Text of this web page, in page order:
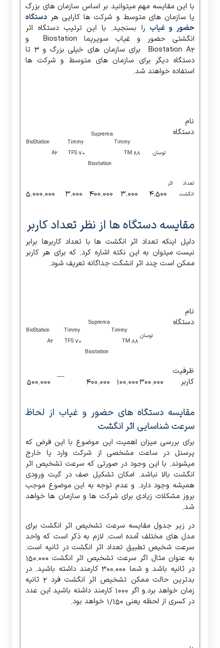
با این مقایسه مهم میتوانید بر اساس سازمان های بزرگ
یا سازمان های متوسط و شرکت ها کارایی هر دستگاه
حضور و غیابرا بسنجید. با این ترتیب دستگاه اثر
انگشتی حضور و غیاب سوپریما Biostation و
Biostation A2 برای سازمان های خیلی بزرگ و ۳ تا
دستگاه دیگر برای سازمان های متوسط و شرکت ها
استفاده خواهند شد.
نام
دستگاه
توسان
TM 88
Suprema
Timmy
TFS 70
BioStation
A2
تعداد اثر
انگشت
۴.۵۰۰ ۴۰۰.۰۰۰
مقایسه دستگاه ها از نظر تعداد کاربر
دلیل اینکه تعداد اثر انگشت ها با تعداد کاربرها برابر
نیست میتوان به این نکته اشاره کرد. که برای هر کاربر
ممکن است چند اثر انشگت جداگانه تعریف شود.
نام
دستگاه
توسان
TM 88
Suprema
Timmy
TFS 70
BioStation
A2
ظرفیت
کاربر
۱۰۰.۰۰۰ ۴۰۰.۰۰۰ —
مقایسه دستگاه های حضور و غیاب از لحاظ
سرعت شناسایی اثر انگشت
برای بررسی میزان اهمیت این موضوع با این فرض که
پرسنل در ساعت مشخصی از شرکت وارد یا خارج
میشوند. با این وجود در صورتی که سرعت تشخیص اثر
انگشت بالا نباشد. امکان تشکیل صف در گیت ورودی
همیشه وجود دارد. و عدم توجه به این موضوع موجب
بروز مشکلات زیادی برای شرکت ها و سازمان ها خواهد
شد.
در زیر جدول مقایسه سرعت تشخیص اثر انگشت برای
مدل های مختلف آمده است. لازم به ذکر است که واحد
سرعت شخیص تطبیق تعداد اثر انگشت در ثانیه است.
به عنوان مثال اگر سرعت تشخیص اثر انگشت ۱۵۰.۰۰۰
در ثانیه باشد و شما ۳۰۰.۰۰۰ کارمند داشته باشید. در
بدترین حالت ممکن تشخیص اثر انگشت فرد ۲ ثانیه
زمان خواهد برد.و اگر ۱۰۰۰ کارمند داشته باشید این عدد
در کسری از لحظه یعنی ۱/۱۵۰ خواهد بود.